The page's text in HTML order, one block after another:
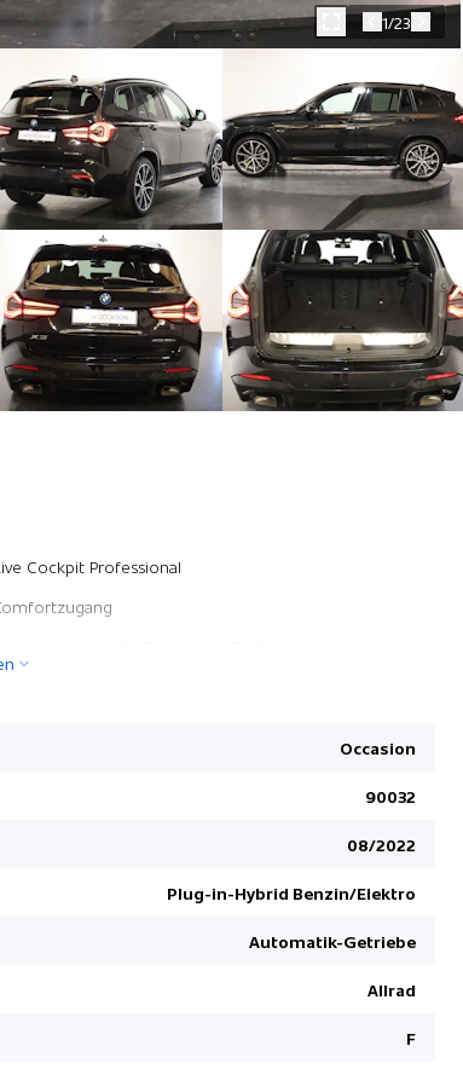
1/23
Cockpit Professional
Aktive Geschwindigkeitsregelung mit Stop&Go Funktion
Occasion
90032
08/2022
Plug-in-Hybrid Benzin/Elektro
Automatik-Getriebe
Allrad
F